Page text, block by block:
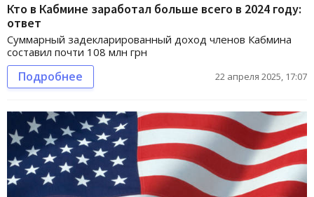
Кто в Кабмине заработал больше всего в 2024 году:
ответ
Суммарный задекларированный доход членов Кабмина
составил почти 108 млн грн
Подробнее 22 апреля 2025, 17:07